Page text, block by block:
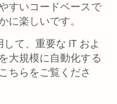
すいコードベースで
に楽しいです。
タブで開く
して、重要な IT およ
大規模に自動化する
ちらをご覧くださ